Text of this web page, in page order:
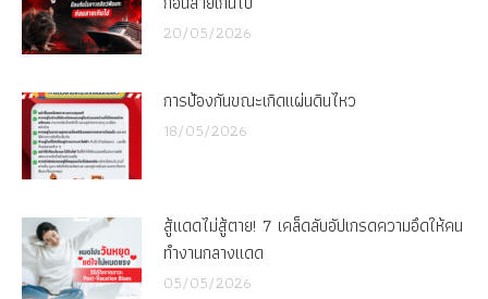
20/05/2026
การป้องกันขณะเกิดแผ่นดินไหว
18/05/2026
สู้แดดไม่สู้ตาย! 7 เคล็ดลับอัปเกรดความอึดให้คน
ทำงานกลางแดด
05/05/2026